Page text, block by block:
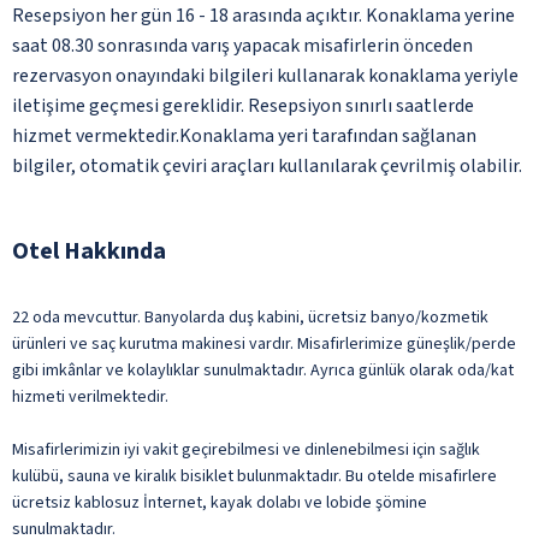
Resepsiyon her gün 16 - 18 arasında açıktır. Konaklama yerine
saat 08.30 sonrasında varış yapacak misafirlerin önceden
rezervasyon onayındaki bilgileri kullanarak konaklama yeriyle
iletişime geçmesi gereklidir. Resepsiyon sınırlı saatlerde
hizmet vermektedir.Konaklama yeri tarafından sağlanan
bilgiler, otomatik çeviri araçları kullanılarak çevrilmiş olabilir.
Otel Hakkında
22 oda mevcuttur. Banyolarda duş kabini, ücretsiz banyo/kozmetik
ürünleri ve saç kurutma makinesi vardır. Misafirlerimize güneşlik/perde
gibi imkânlar ve kolaylıklar sunulmaktadır. Ayrıca günlük olarak oda/kat
hizmeti verilmektedir.
Misafirlerimizin iyi vakit geçirebilmesi ve dinlenebilmesi için sağlık
kulübü, sauna ve kiralık bisiklet bulunmaktadır. Bu otelde misafirlere
ücretsiz kablosuz İnternet, kayak dolabı ve lobide şömine
sunulmaktadır.